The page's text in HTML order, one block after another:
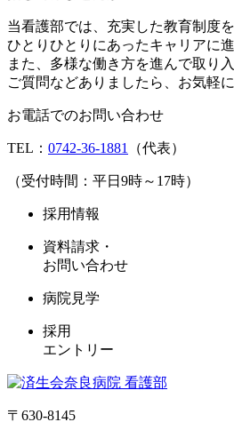
当看護部では、充実した教育制度を
ひとりひとりにあったキャリアに
また、多様な働き方を進んで取り
ご質問などありましたら、お気軽
お電話でのお問い合わせ
TEL： 0742-36-1881 （代表）
（受付時間：平日9時～17時）
採用情報
資料請求・
お問い合わせ
病院見学
採用
エントリー
〒630-8145